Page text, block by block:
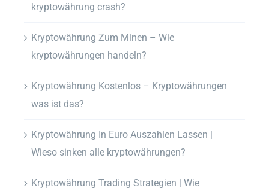
kryptowährung crash?
Kryptowährung Zum Minen – Wie
kryptowährungen handeln?
Kryptowährung Kostenlos – Kryptowährungen
was ist das?
Kryptowährung In Euro Auszahlen Lassen |
Wieso sinken alle kryptowährungen?
Kryptowährung Trading Strategien | Wie